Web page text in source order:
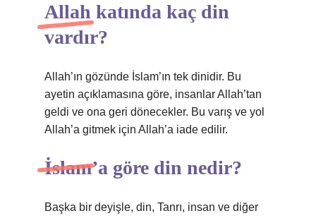
Allah katında kaç din
vardır?
Allah’ın gözünde İslam’ın tek dinidir. Bu
ayetin açıklamasına göre, insanlar Allah’tan
geldi ve ona geri dönecekler. Bu varış ve yol
Allah’a gitmek için Allah’a iade edilir.
İslam’a göre din nedir?
Başka bir deyişle, din, Tanrı, insan ve diğer